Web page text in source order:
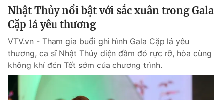
Nhật Thủy nổi bật với sắc xuân trong Gala
Cặp lá yêu thương
VTV.vn - Tham gia buổi ghi hình Gala Cặp lá yêu
thương, ca sĩ Nhật Thủy diện đầm đỏ rực rỡ, hòa cùng
không khí đón Tết sớm của chương trình.